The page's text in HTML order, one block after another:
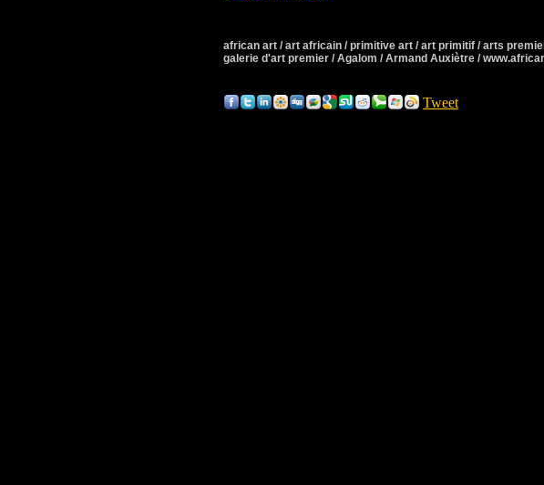
african art / art africain / primitive art / art primitif / arts
galerie d'art premier / Agalom / Armand Auxiètre /
Tweet